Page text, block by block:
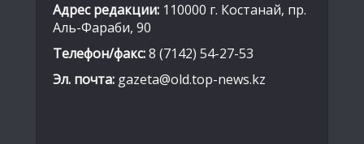
Адрес редакции: 110000 г. Костанай, пр.
Аль-Фараби, 90
Телефон/факс:8 (7142) 54-27-53
Эл. почта: gazeta@old.top-news.kz